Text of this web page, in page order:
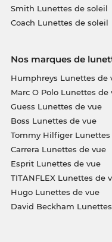
Smith Lunettes de soleil
Coach Lunettes de soleil
Nos marques de
Humphreys Lunettes de
Marc O Polo Lunettes de
Guess Lunettes de vue
Boss Lunettes de vue
Tommy Hilfiger Lunettes
Carrera Lunettes de vue
Esprit Lunettes de vue
TITANFLEX Lunettes de
Hugo Lunettes de vue
David Beckham